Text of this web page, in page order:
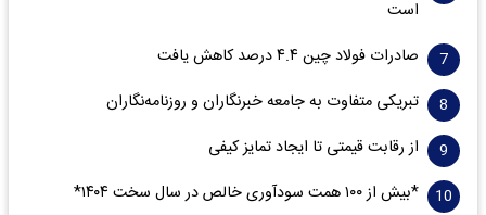
است
صادرات فولاد چین ۴.۴ درصد کاهش یافت
تبریکی متفاوت به جامعه خبرنگاران و روزنامه‌نگاران
از رقابت قیمتی تا ایجاد تمایز کیفی
*بیش از ۱۰۰ همت سودآوری خالص در سال سخت ۱۴۰۴*